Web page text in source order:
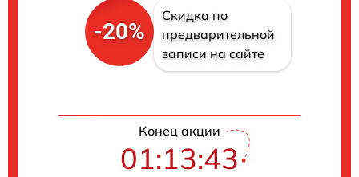
-20%
Скидка по
предварительной
записи на сайте
Конец акции
01:13:42